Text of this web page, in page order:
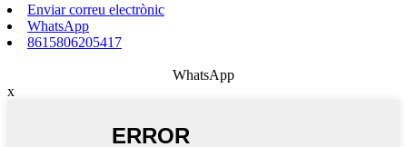
Enviar correu electrònic
WhatsApp
8615806205417
WhatsApp
x